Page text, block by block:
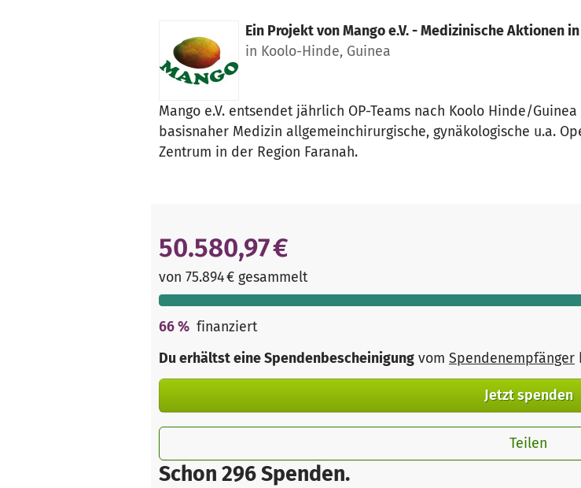
Ein Projekt vonMango e.V. - Medizinische Aktionen
in Koolo-Hinde, Guinea
Mango e.V. entsendet jährlich OP-Teams nach Koolo Hinde/
basisnaher Medizin allgemeinchirurgische, gynäkologische u.a.
Zentrum in der Region Faranah.
Schon 296 Spenden.
50.580,97 €
von 75.894 € gesammelt
66% finanziert
Du erhältst eine Spendenbescheinigung vom Spendenempfänger
Jetzt spenden
Teilen